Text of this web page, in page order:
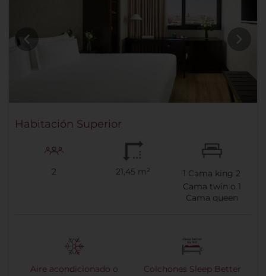
Habitación Superior
2 21,45 m² 1 Cama king 2
Cama twin o 1
Cama queen
Aire acondicionado o
Colchones Sleep Better